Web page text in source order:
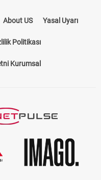
About US Yasal Uyarı
Politikası
Kurumsal